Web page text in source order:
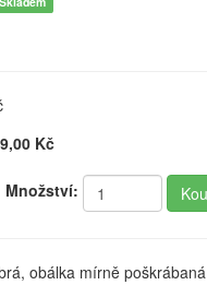
Kč
Množství:
obálka mírně poškrábaná